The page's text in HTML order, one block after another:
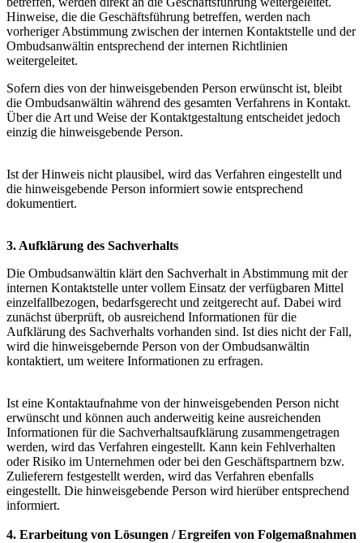
Hinweise, die die Geschäftsführung betreffen, werden nach
vorheriger Abstimmung zwischen der internen Kontaktstelle und der
Ombudsanwältin entsprechend der internen Richtlinien
weitergeleitet.
Sofern dies von der hinweisgebenden Person erwünscht ist, bleibt
die Ombudsanwältin während des gesamten Verfahrens in Kontakt.
Über die Art und Weise der Kontaktgestaltung entscheidet jedoch
einzig die hinweisgebende Person.
Ist der Hinweis nicht plausibel, wird das Verfahren eingestellt und
die hinweisgebende Person informiert sowie entsprechend
dokumentiert.
3. Aufklärung des Sachverhalts
Die Ombudsanwältin klärt den Sachverhalt in Abstimmung mit der
internen Kontaktstelle unter vollem Einsatz der verfügbaren Mittel
einzelfallbezogen, bedarfsgerecht und zeitgerecht auf. Dabei wird
zunächst überprüft, ob ausreichend Informationen für die
Aufklärung des Sachverhalts vorhanden sind. Ist dies nicht der Fall,
wird die hinweisgebernde Person von der Ombudsanwältin
kontaktiert, um weitere Informationen zu erfragen.
Ist eine Kontaktaufnahme von der hinweisgebenden Person nicht
erwünscht und können auch anderweitig keine ausreichenden
Informationen für die Sachverhaltsaufklärung zusammengetragen
werden, wird das Verfahren eingestellt. Kann kein Fehlverhalten
oder Risiko im Unternehmen oder bei den Geschäftspartnern bzw.
Zulieferern festgestellt werden, wird das Verfahren ebenfalls
eingestellt. Die hinweisgebende Person wird hierüber entsprechend
informiert.
4. Erarbeitung von Lösungen / Ergreifen von Folgemaßnahmen